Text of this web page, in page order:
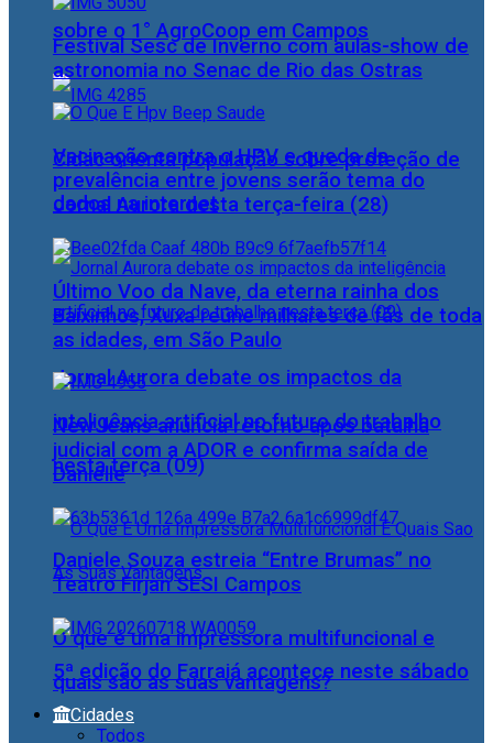
sobre o 1° AgroCoop em Campos
Cidac orienta população sobre proteção de
dados na internet
Jornal Aurora debate os impactos da
inteligência artificial no futuro do trabalho
nesta terça (09)
O que é uma impressora multifuncional e
quais são as suas vantagens?
Festival Sesc de Inverno com aulas-show de
astronomia no Senac de Rio das Ostras
Vacinação contra o HPV e queda da
prevalência entre jovens serão tema do
Jornal Aurora desta terça-feira (28)
Último Voo da Nave, da eterna rainha dos
Baixinhos, Xuxa reúne milhares de fãs de toda
as idades, em São Paulo
NewJeans anuncia retorno após batalha
judicial com a ADOR e confirma saída de
Danielle
Daniele Souza estreia “Entre Brumas” no
Teatro Firjan SESI Campos
5ª edição do Farraiá acontece neste sábado
Cidades
Todos